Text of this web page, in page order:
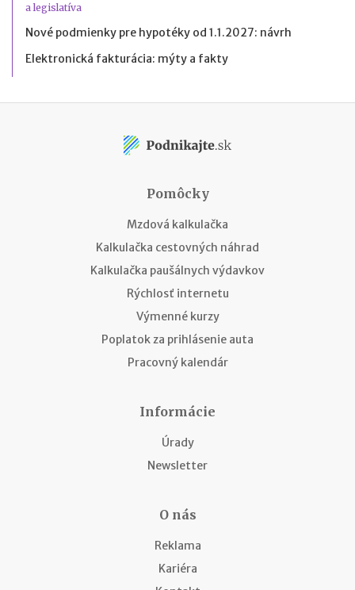
a legislatíva
Nové podmienky pre hypotéky od 1.1.2027: návrh
Elektronická fakturácia: mýty a fakty
Pomôcky
Mzdová kalkulačka
Kalkulačka cestovných náhrad
Kalkulačka paušálnych výdavkov
Rýchlosť internetu
Výmenné kurzy
Poplatok za prihlásenie auta
Pracovný kalendár
Informácie
Úrady
Newsletter
O nás
Reklama
Kariéra